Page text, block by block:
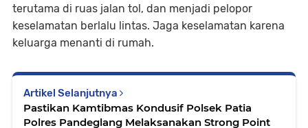
terutama di ruas jalan tol, dan menjadi pelopor
keselamatan berlalu lintas. Jaga keselamatan karena
keluarga menanti di rumah.
Artikel Selanjutnya
Pastikan Kamtibmas Kondusif Polsek Patia
Polres Pandeglang Melaksanakan Strong Point